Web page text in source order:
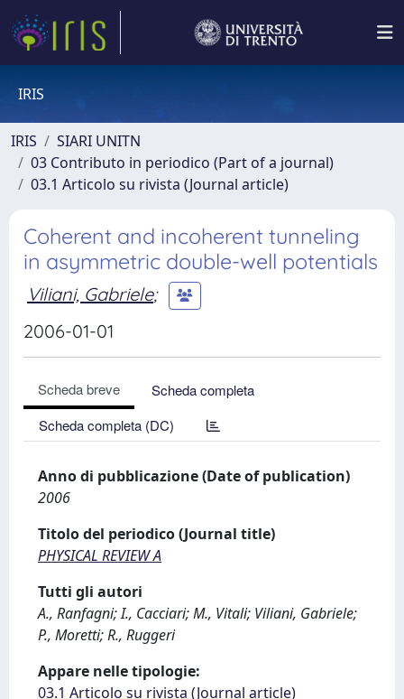
IRIS
IRIS
SIARI UNITN
03 Contributo in periodico (Part of a journal)
03.1 Articolo su rivista (Journal article)
Coherent and incoherent tunneling
in asymmetric double-well potentials
Viliani, Gabriele;
2006-01-01
Scheda breve
Scheda completa
Scheda completa (DC)
Anno di pubblicazione (Date of publication)
2006
Titolo del periodico (Journal title)
PHYSICAL REVIEW A
Tutti gli autori
A., Ranfagni; I., Cacciari; M., Vitali; Viliani, Gabriele;
P., Moretti; R., Ruggeri
Appare nelle tipologie:
03.1 Articolo su rivista (Journal article)